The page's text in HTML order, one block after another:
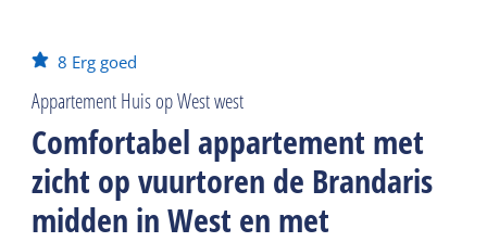
8 Erg goed
Appartement Huis op West west
Comfortabel appartement met
zicht op vuurtoren de Brandaris
midden in West en met